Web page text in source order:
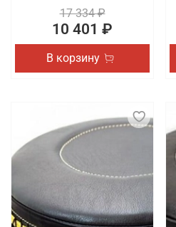
17 334 ₽
10 401 ₽
В корзину